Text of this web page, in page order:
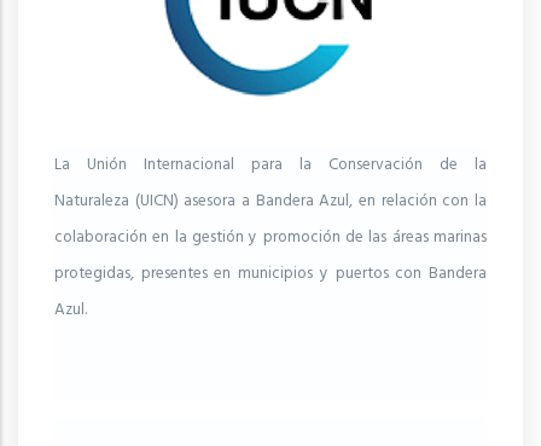
La Unión Internacional para la Conservación de la
Naturaleza (UICN) asesora a Bandera Azul, en relación con la
colaboración en la gestión y promoción de las áreas marinas
protegidas, presentes en municipios y puertos con Bandera
Azul.